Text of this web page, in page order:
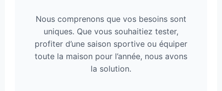
Nous comprenons que vos besoins sont
uniques. Que vous souhaitiez tester,
profiter d’une saison sportive ou équiper
toute la maison pour l’année, nous avons
la solution.